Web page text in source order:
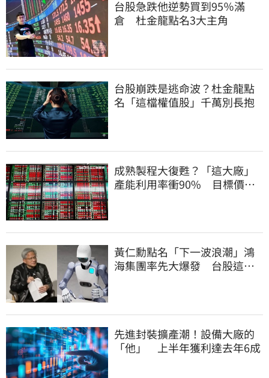
台股急跌他逆勢買到95％滿
倉 杜金龍點名3大主角
台股崩跌是逃命波？杜金龍點
名「這檔權值股」千萬別長抱
成熟製程大復甦？「這大廠」
產能利用率衝90% 目標價上
黃仁勳點名「下一波浪潮」鴻
海集團率先大爆發 台股這族
先進封裝擴產潮！設備大廠的
「他」 上半年獲利達去年6成